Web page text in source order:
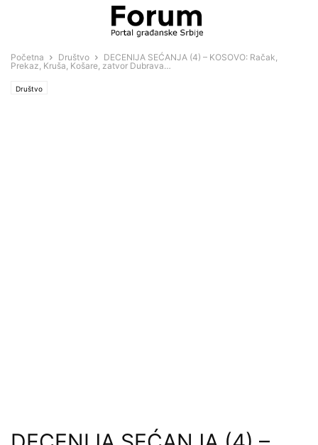
Početna Društvo
DECENIJA SEĆANJA (4) – KOSOVO: Račak,
Prekaz, Kruša, Košare, zatvor Dubrava…
Društvo